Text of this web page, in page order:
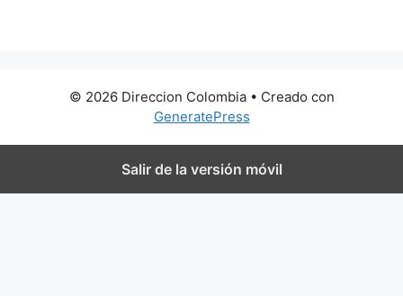
© 2026 Direccion Colombia• Creado con
GeneratePress
Salir de la versión móvil